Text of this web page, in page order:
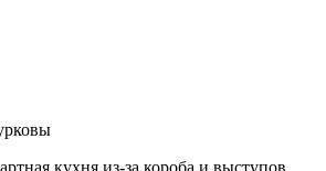
кухня из-за короба и выступов,